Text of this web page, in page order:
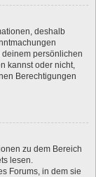
deshalb
persönlichen
kannst oder nicht,
Berechtigungen
zu dem Bereich
lesen.
Forums, in dem sie